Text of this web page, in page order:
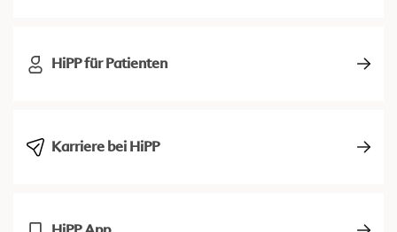
HiPP für Patienten
Karriere bei HiPP